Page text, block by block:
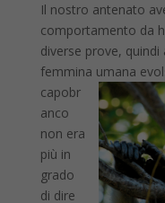
Il nostro antenato
comportamento da
diverse prove,
femmina umana
capobr
anco
non era
più in
grado
di dire